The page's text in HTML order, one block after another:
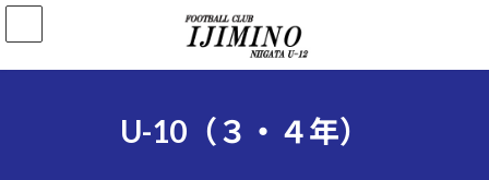
コ
ン
ナ
ー
U-10（３・４年）